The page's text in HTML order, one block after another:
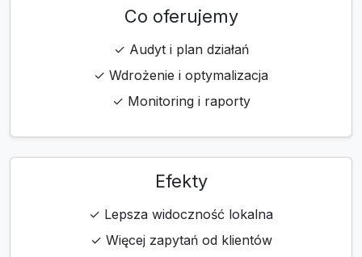
Co oferujemy
✓ Audyt i plan działań
✓ Wdrożenie i optymalizacja
✓ Monitoring i raporty
Efekty
✓ Lepsza widoczność lokalna
✓ Więcej zapytań od klientów